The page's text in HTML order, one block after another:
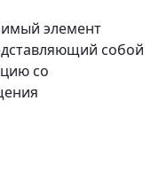
элемент
собой
со